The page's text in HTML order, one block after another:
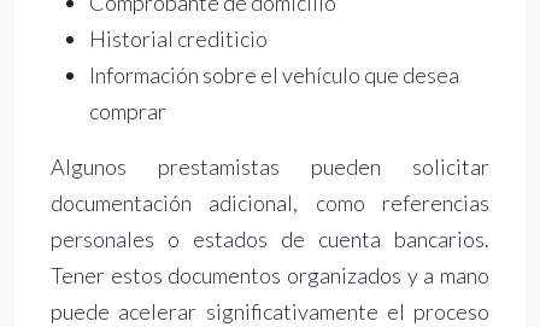
Historial crediticio
Información sobre el vehículo que desea
comprar
Algunos prestamistas pueden solicitar
documentación adicional, como referencias
personales o estados de cuenta bancarios.
Tener estos documentos organizados y a mano
puede acelerar significativamente el proceso